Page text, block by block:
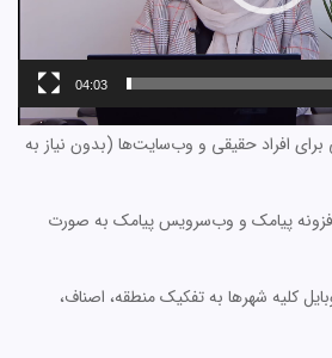
04:03
افراد حقیقی و وب‌سایت‌ها (بدون نیاز به
پیامک و وب‌سرویس پیامک به صورت
کلیه شهرها به تفکیک منطقه، اصناف،